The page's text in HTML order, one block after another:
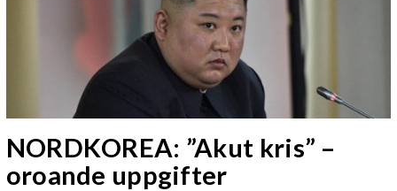
NORDKOREA: ”Akut kris” –
oroande uppgifter